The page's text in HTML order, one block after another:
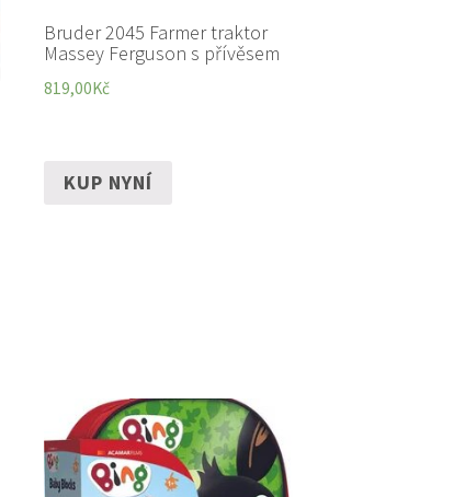
Bruder 2045 Farmer traktor
Massey Ferguson s přívěsem
819,00Kč
KUP NYNÍ